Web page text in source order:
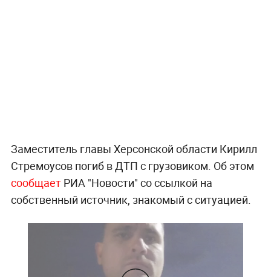
Заместитель главы Херсонской области Кирилл
Стремоусов погиб в ДТП с грузовиком. Об этом
сообщаетРИА "Новости" со ссылкой на
собственный источник, знакомый с ситуацией.